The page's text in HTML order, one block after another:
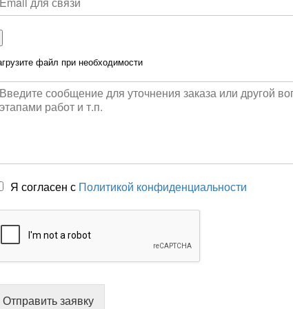
файл при необходимости
Я согласен с Политикой конфиденциальности
Отправить заявку